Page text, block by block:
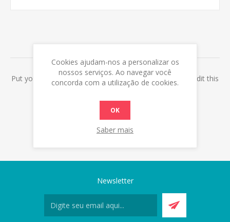
Put your login / registration information here. You can edit this
Newsletter
Cookies ajudam-nos a personalizar os
nossos serviços. Ao navegar você
concorda com a utilização de cookies.
OK
Saber mais